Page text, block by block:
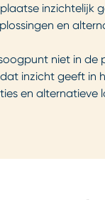
en
niet in
inzicht geeft
en